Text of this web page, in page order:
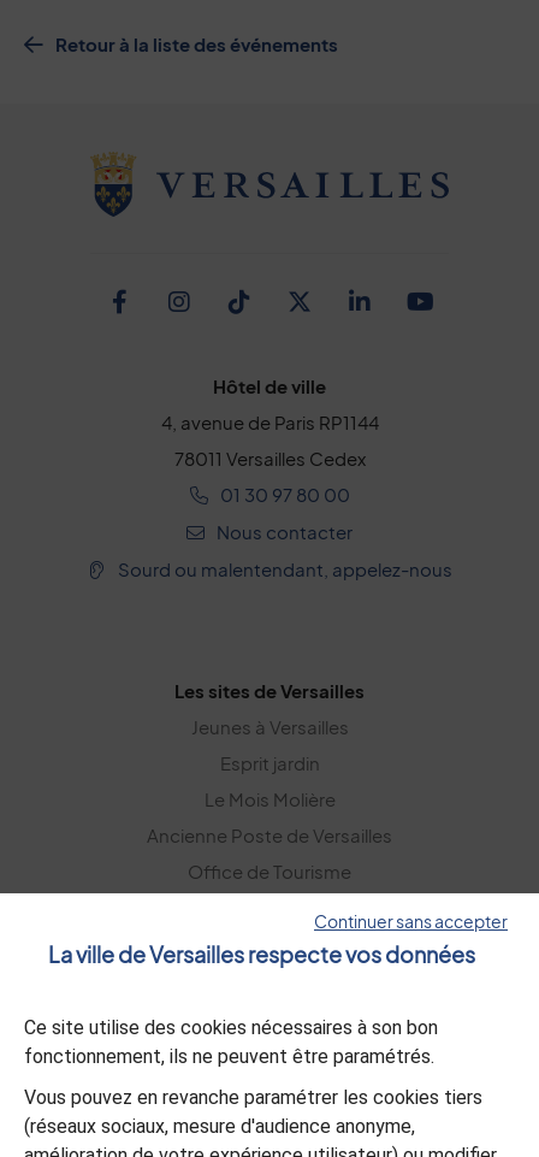
Retour à la liste des événements
Facebook
Instagram
TikTokTwitter
Linkedin
Hôtel de ville
4, avenue de Paris RP1144
78011 Versailles Cedex
01 30 97 80 00
Nous contacter
Sourd ou malentendant, appelez-nous
Les sites de Versailles
Jeunes à Versailles
Esprit jardin
Le Mois Molière
Ancienne Poste de Versailles
Office de Tourisme
S’abonner
L’appli Versailles
Continuer sans accepter
La ville de Versailles respecte vos données
Ce site utilise des cookies nécessaires à son bon
fonctionnement, ils ne peuvent être paramétrés.
Vous pouvez en revanche paramétrer les cookies tiers
(réseaux sociaux, mesure d'audience anonyme,